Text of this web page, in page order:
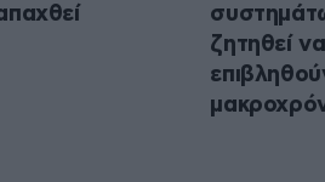
ζητηθεί